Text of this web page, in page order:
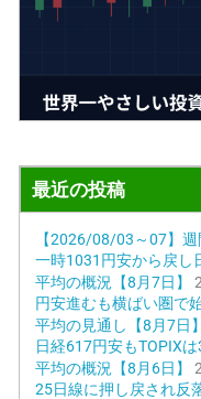
最近の投稿
【2026/08/03～07】
一時1031円安から戻し
平均の概況【8月7日】
円安進むも横ばい圏で
平均の見通し【8月7日】
日経617円安もTOPIX
平均の概況【8月6日】
25日線に押し戻され反